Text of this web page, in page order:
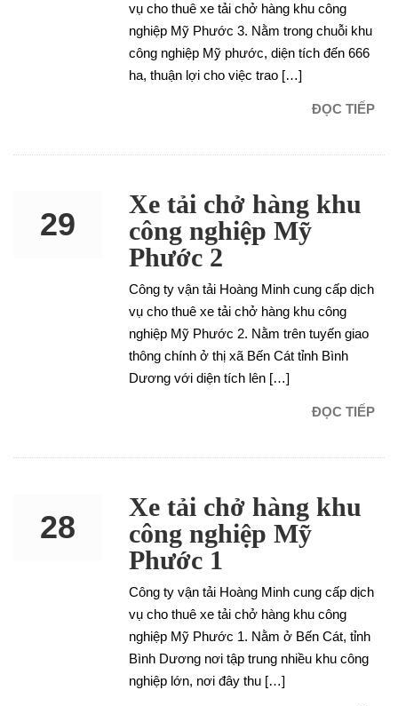
vụ cho thuê xe tải chở hàng khu công
nghiệp Mỹ Phước 3. Nằm trong chuỗi khu
công nghiệp Mỹ phước, diện tích đến 666
ha, thuận lợi cho việc trao […]
ĐỌC TIẾP
29
Xe tải chở hàng khu
công nghiệp Mỹ
Phước 2
Công ty vận tải Hoàng Minh cung cấp dịch
vụ cho thuê xe tải chở hàng khu công
nghiệp Mỹ Phước 2. Nằm trên tuyến giao
thông chính ở thị xã Bến Cát tỉnh Bình
Dương với diện tích lên […]
ĐỌC TIẾP
28
Xe tải chở hàng khu
công nghiệp Mỹ
Phước 1
Công ty vận tải Hoàng Minh cung cấp dịch
vụ cho thuê xe tải chở hàng khu công
nghiệp Mỹ Phước 1. Nằm ở Bến Cát, tỉnh
Bình Dương nơi tập trung nhiều khu công
nghiệp lớn, nơi đây thu […]